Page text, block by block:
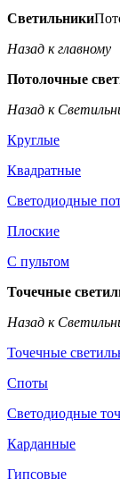
Светильники
Назад к главному
Потолочные
Назад к
Круглые
Квадратные
Светодиодные
Плоские
С пультом
Точечные
Назад к
Точечные
Споты
Светодиодные
Карданные
Гипсовые